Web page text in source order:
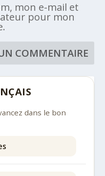
mon e-mail et
pour mon
dans le bon